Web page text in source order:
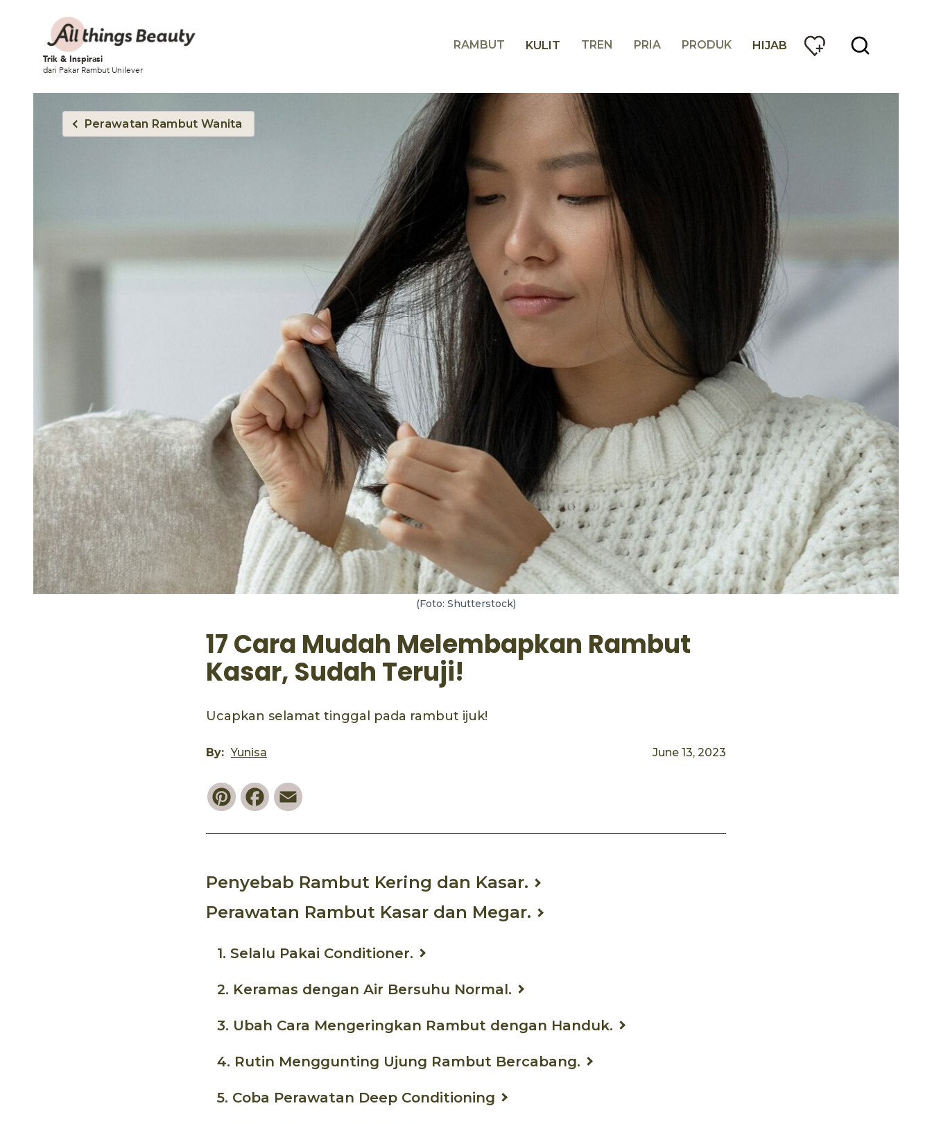
Trik & Inspirasi
dari Pakar Rambut Unilever
RAMBUT KULIT TREN PRIA PRODUK HIJAB
Perawatan Rambut Wanita
(Foto: Shutterstock)
17 Cara Mudah Melembapkan Rambut
Kasar, Sudah Teruji!
Ucapkan selamat tinggal pada rambut ijuk!
By: Yunisa June 13, 2023
PinterestFacebook
Penyebab Rambut Kering dan Kasar.
Perawatan Rambut Kasar dan Megar.
1. Selalu Pakai Conditioner.
2. Keramas dengan Air Bersuhu Normal.
3. Ubah Cara Mengeringkan Rambut dengan Handuk.
4. Rutin Menggunting Ujung Rambut Bercabang.
5. Coba Perawatan Deep Conditioning